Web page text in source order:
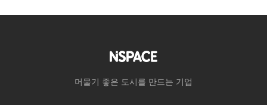
머물기 좋은 도시를 만드는 기업